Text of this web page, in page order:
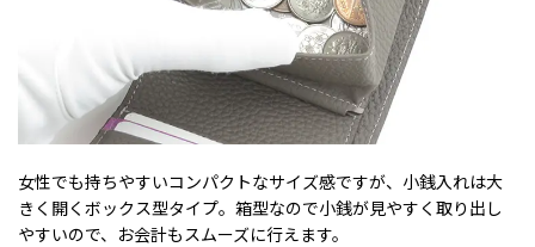
女性でも持ちやすいコンパクトなサイズ感ですが、小銭入れは大
きく開くボックス型タイプ。箱型なので小銭が見やすく取り出し
やすいので、お会計もスムーズに行えます。